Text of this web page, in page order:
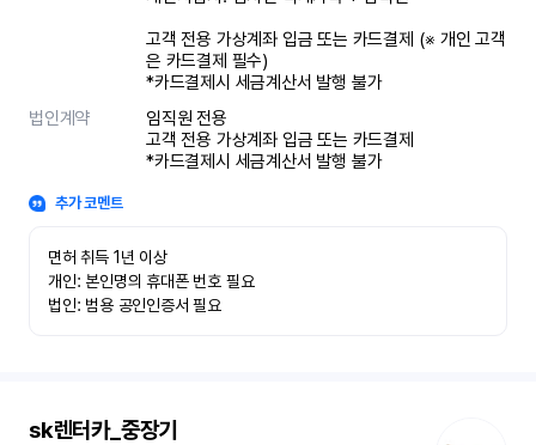
고객 전용 가상계좌 입금 또는 카드결제 (※ 개인 고객
은 카드결제 필수)
*카드결제시 세금계산서 발행 불가
법인계약
임직원 전용
고객 전용 가상계좌 입금 또는 카드결제
*카드결제시 세금계산서 발행 불가
추가 코멘트
면허 취득 1년 이상
개인: 본인명의 휴대폰 번호 필요
법인: 범용 공인인증서 필요
sk렌터카_중장기